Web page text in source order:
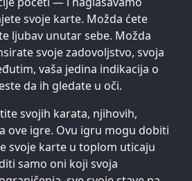
svoje karte. Možda ćete
ljubav unutar sebe. Možda
svoje zadovoljstvo, svoja
vaša jedina indikacija o
da ih gledate u oči.
svojih karata, njihovih,
ove igre. Ovu igru mogu dobiti
svoje karte u toplom uticaju
samo oni koji svoja